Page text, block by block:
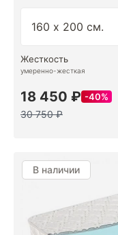
Жесткость
умеренно-жесткая
18 450 ₽ 40%
30 750 ₽
В наличии